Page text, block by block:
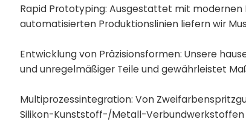
Rapid Prototyping: Ausgestattet mit modernen
automatisierten Produktionslinien liefern wir
Entwicklung von Präzisionsformen: Unsere
und unregelmäßiger Teile und gewährleistet
Multiprozessintegration: Von
Silikon-Kunststoff-/Metall-Verbundwerkstoffen